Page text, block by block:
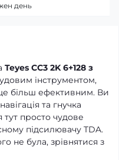
Teyes CC3 2K 6+128 з
інструментом,
більш ефективним. Ви
та гнучка
тут просто чудове
підсилювачу TDA.
не була, зрівнятися з
день